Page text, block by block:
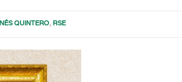
INÉS QUINTERO, RSE